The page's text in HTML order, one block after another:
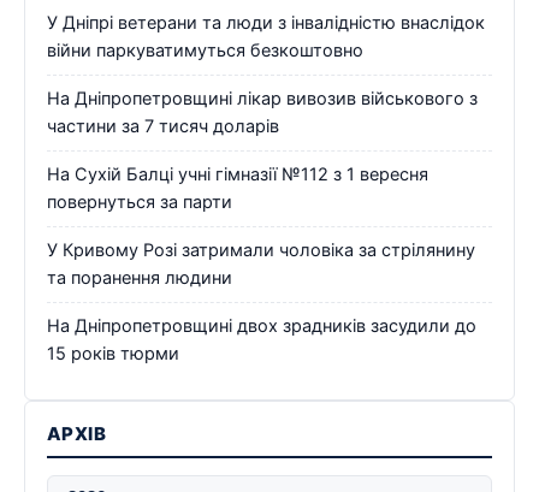
У Дніпрі ветерани та люди з інвалідністю внаслідок
війни паркуватимуться безкоштовно
На Дніпропетровщині лікар вивозив військового з
частини за 7 тисяч доларів
На Сухій Балці учні гімназії №112 з 1 вересня
повернуться за парти
У Кривому Розі затримали чоловіка за стрілянину
та поранення людини
На Дніпропетровщині двох зрадників засудили до
15 років тюрми
АРХІВ